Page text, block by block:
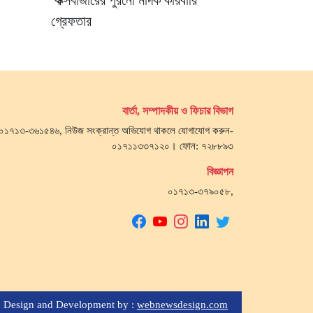
গ্রেফতার
বার্তা, সম্পাদকীয় ও ফিচার বিভাগ
০১৭১৩-৩৬১৫৪৬, নিউজ সংক্রান্ত অভিযোগ থাকলে যোগাযোগ করুন-
০১৭১১৩৩৭১২০। ফোন: ৭২৮৮৯৩
বিজ্ঞাপন
০১৭১৩-৩৭৯০৫৮,
Design and Development by : webnewsdesign.com